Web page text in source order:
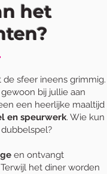
het
sfeer ineens grimmig.
bij jullie aan
een heerlijke maaltijd
en speurwerk. Wie kun
en ontvangt
het diner worden